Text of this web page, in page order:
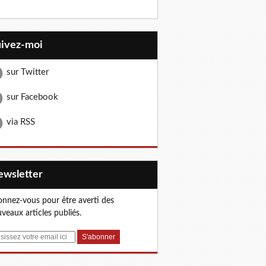
moi
sur Twitter
sur Facebook
via RSS
vous pour être averti des
articles publiés.